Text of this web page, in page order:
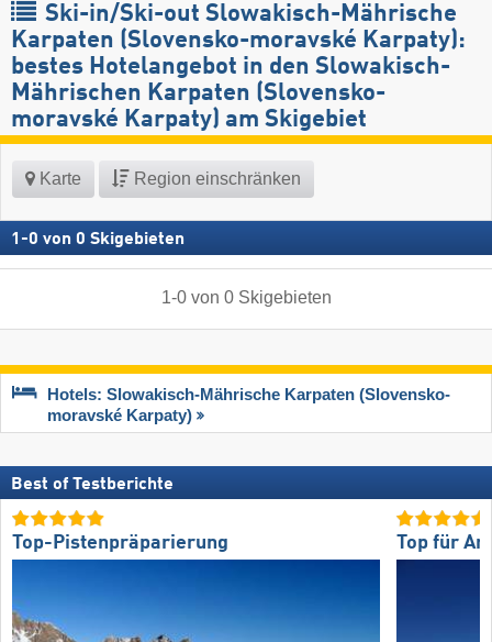
Ski-in/Ski-out Slowakisch-Mährische
Karpaten (Slovensko-moravské Karpaty):
bestes Hotelangebot in den Slowakisch-
Mährischen Karpaten (Slovensko-
moravské Karpaty) am Skigebiet
Karte Region einschränken
1 -0 von 0 Skigebieten
1-0von 0 Skigebieten
Hotels: Slowakisch-Mährische Karpaten (Slovensko-
moravské Karpaty)
Best of Testberichte
Top-Pistenpräparierung Top für